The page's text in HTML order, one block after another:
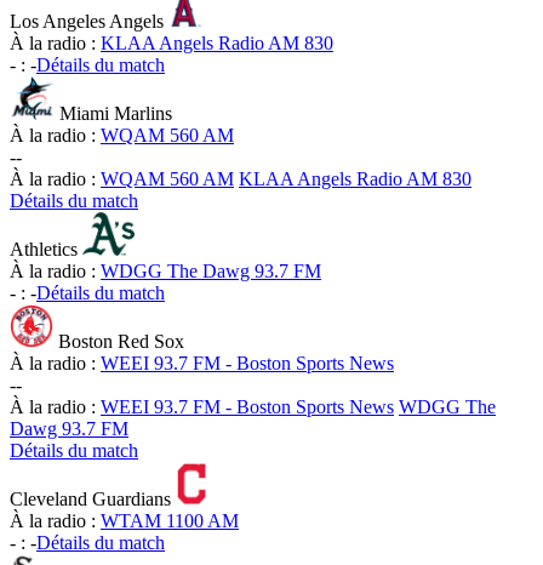
Los Angeles Angels
À la radio : KLAA Angels Radio AM 830
- : -Détails du match
Miami Marlins
À la radio : WQAM 560 AM
--
À la radio : WQAM 560 AM KLAA Angels Radio AM 830
Détails du match
Athletics
À la radio : WDGG The Dawg 93.7 FM
- : -Détails du match
Boston Red Sox
À la radio : WEEI 93.7 FM - Boston Sports News
--
À la radio : WEEI 93.7 FM - Boston Sports News WDGG The
Dawg 93.7 FM
Détails du match
Cleveland Guardians
À la radio : WTAM 1100 AM
- : -Détails du match